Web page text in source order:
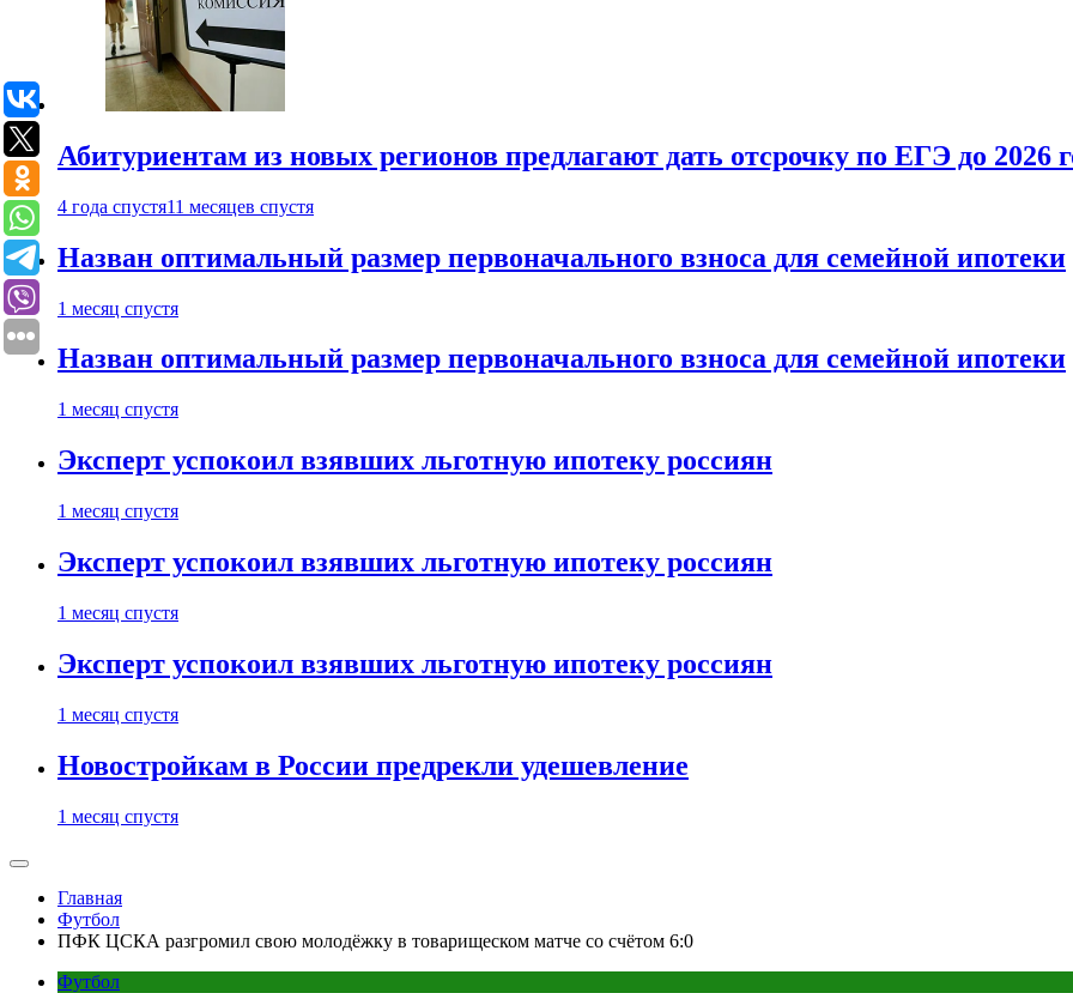
Абитуриентам из новых регионов предлагают дать отсрочку по ЕГЭ до 2026
4 года спустя11 месяцев спустя
Назван оптимальный размер первоначального взноса для семейной ипотеки
1 месяц спустя
Назван оптимальный размер первоначального взноса для семейной ипотеки
1 месяц спустя
Эксперт успокоил взявших льготную ипотеку россиян
1 месяц спустя
Эксперт успокоил взявших льготную ипотеку россиян
1 месяц спустя
Эксперт успокоил взявших льготную ипотеку россиян
1 месяц спустя
Новостройкам в России предрекли удешевление
1 месяц спустя
Главная
Футбол
ПФК ЦСКА разгромил свою молодёжку в товарищеском матче со счётом 6:0
Футбол